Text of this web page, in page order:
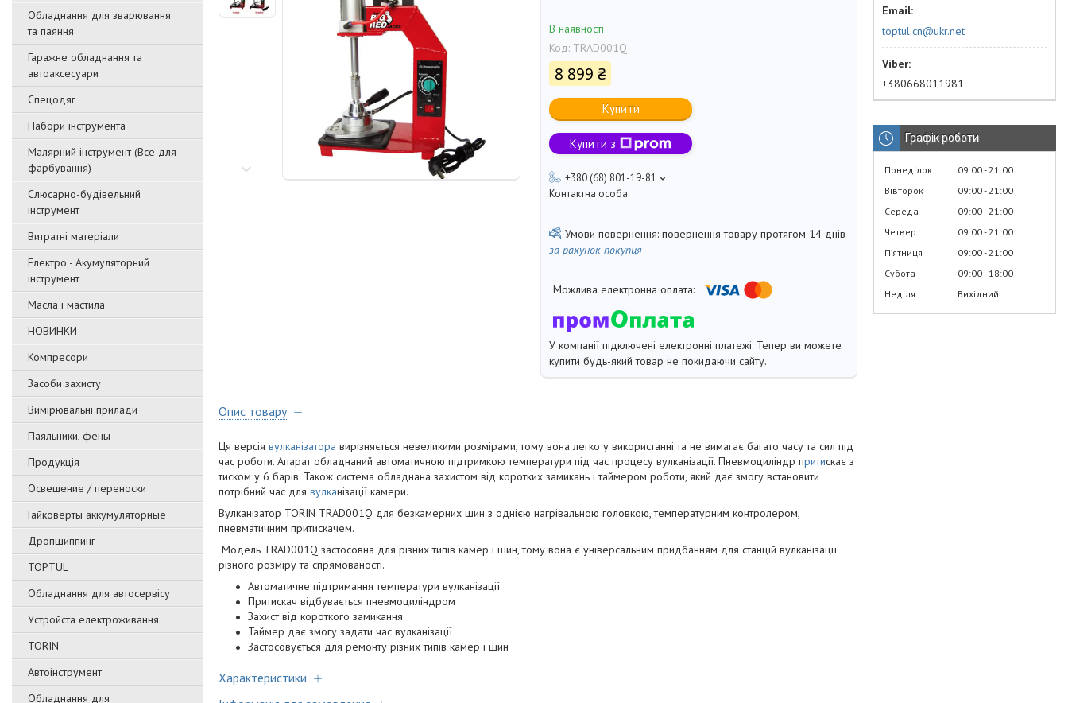
Обладнання для зварювання
та паяння
Гаражне обладнання та
автоаксесуари
Спецодяг
Набори інструмента
Малярний інструмент (Все для
фарбування)
Слюсарно-будівельний
інструмент
Витратні матеріали
Електро - Акумуляторний
інструмент
Масла і мастила
НОВИНКИ
Компресори
Засоби захисту
Вимірювальні прилади
Паяльники, фены
Продукція
Освещение / переноски
Гайковерты аккумуляторные
Дропшиппинг
TOPTUL
Обладнання для автосервісу
Уcтpoйстa елeктpoживання
TORIN
Автоінструмент
Обладнання для
В наявності
Код: TRAD001Q
8 899 ₴
Купити
Купити з
+380 (68) 801-19-81
Контактна особа
повернення товару протягом 14 днів
за рахунок покупця
У компанії підключені електронні платежі. Тепер ви можете
купити будь-який товар не покидаючи сайту.
Опис товару
Ця версія вулканізатора вирізняється невеликими розмірами, тому вона легко у використанні та не вимагає багато часу та сил під
час роботи. Апарат обладнаний автоматичною підтримкою температури під час процесу вулканізації. Пневмоциліндр притискає з
тиском у 6 барів. Також система обладнана захистом від коротких замикань і таймером роботи, який дає змогу встановити
потрібний час для вулканізації камери.
Вулканізатор TORIN TRAD001Q для безкамерних шин з однією нагрівальною головкою, температурним контролером,
пневматичним притискачем.
Модель TRAD001Q застосовна для різних типів камер і шин, тому вона є універсальним придбанням для станцій вулканізації
різного розміру та спрямованості.
Автоматичне підтримання температури вулканізації
Притискач відбувається пневмоциліндром
Захист від короткого замикання
Таймер дає змогу задати час вулканізації
Застосовується для ремонту різних типів камер і шин
Характеристики
toptul.cn@ukr.net
+380668011981
Графік роботи
Понеділок 09:00 21:00
Вівторок
09:00 21:00
Середа
09:00 21:00
Четвер
09:00 21:00
Пʼятниця
09:00 21:00
Субота
09:00 18:00
Неділя
Вихідний